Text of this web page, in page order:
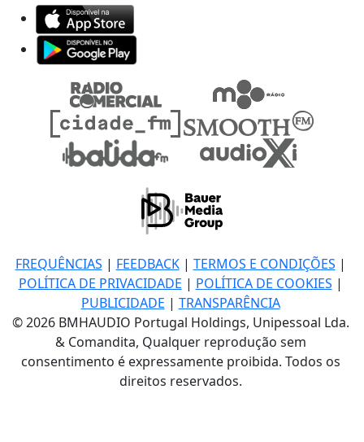
FREQUÊNCIAS | FEEDBACK| TERMOS E CONDIÇÕES |
POLÍTICA DE PRIVACIDADE | POLÍTICA DE COOKIES |
PUBLICIDADE | TRANSPARÊNCIA
© 2026 BMHAUDIO Portugal Holdings, Unipessoal Lda.
& Comandita, Qualquer reprodução sem
consentimento é expressamente proibida. Todos os
direitos reservados.